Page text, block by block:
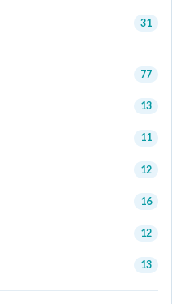
31
77
13
11
12
16
12
13